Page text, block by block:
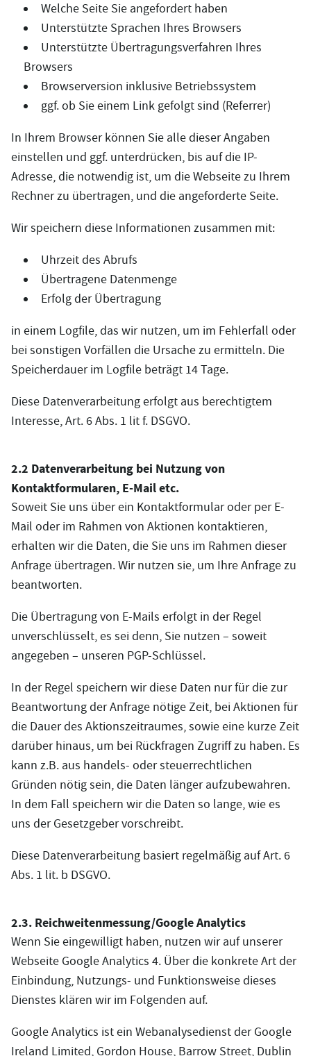
Welche Seite Sie angefordert haben
Unterstützte Sprachen Ihres Browsers
Unterstützte Übertragungsverfahren Ihres
Browsers
Browserversion inklusive Betriebssystem
ggf. ob Sie einem Link gefolgt sind (Referrer)
In Ihrem Browser können Sie alle dieser Angaben
einstellen und ggf. unterdrücken, bis auf die IP-
Adresse, die notwendig ist, um die Webseite zu Ihrem
Rechner zu übertragen, und die angeforderte Seite.
Wir speichern diese Informationen zusammen mit:
Uhrzeit des Abrufs
Übertragene Datenmenge
Erfolg der Übertragung
in einem Logfile, das wir nutzen, um im Fehlerfall oder
bei sonstigen Vorfällen die Ursache zu ermitteln. Die
Speicherdauer im Logfile beträgt 14 Tage.
Diese Datenverarbeitung erfolgt aus berechtigtem
Interesse, Art. 6 Abs. 1 lit f. DSGVO.
2.2 Datenverarbeitung bei Nutzung von
Kontaktformularen, E-Mail etc.
Soweit Sie uns über ein Kontaktformular oder per E-
Mail oder im Rahmen von Aktionen kontaktieren,
erhalten wir die Daten, die Sie uns im Rahmen dieser
Anfrage übertragen. Wir nutzen sie, um Ihre Anfrage zu
beantworten.
Die Übertragung von E-Mails erfolgt in der Regel
unverschlüsselt, es sei denn, Sie nutzen – soweit
angegeben – unseren PGP-Schlüssel.
In der Regel speichern wir diese Daten nur für die zur
Beantwortung der Anfrage nötige Zeit, bei Aktionen für
die Dauer des Aktionszeitraumes, sowie eine kurze Zeit
darüber hinaus, um bei Rückfragen Zugriff zu haben. Es
kann z.B. aus handels- oder steuerrechtlichen
Gründen nötig sein, die Daten länger aufzubewahren.
In dem Fall speichern wir die Daten so lange, wie es
uns der Gesetzgeber vorschreibt.
Diese Datenverarbeitung basiert regelmäßig auf Art. 6
Abs. 1 lit. b DSGVO.
2.3. Reichweitenmessung/Google Analytics
Wenn Sie eingewilligt haben, nutzen wir auf unserer
Webseite Google Analytics 4. Über die konkrete Art der
Einbindung, Nutzungs- und Funktionsweise dieses
Dienstes klären wir im Folgenden auf.
Google Analytics ist ein Webanalysedienst der Google
Ireland Limited, Gordon House, Barrow Street, Dublin